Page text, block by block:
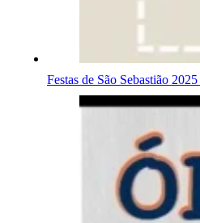
Festas de São Sebastião